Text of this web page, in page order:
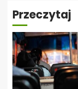
Przeczytaj